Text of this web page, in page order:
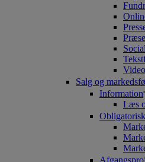
Salg og
Information
Læs